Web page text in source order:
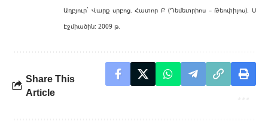
Աղբյուր` Վարք սրբոց. Հատոր Բ (Դեմետրիոս – Թեոփիլոս). Ս
Էջմիածին: 2009 թ.
Share This
Article